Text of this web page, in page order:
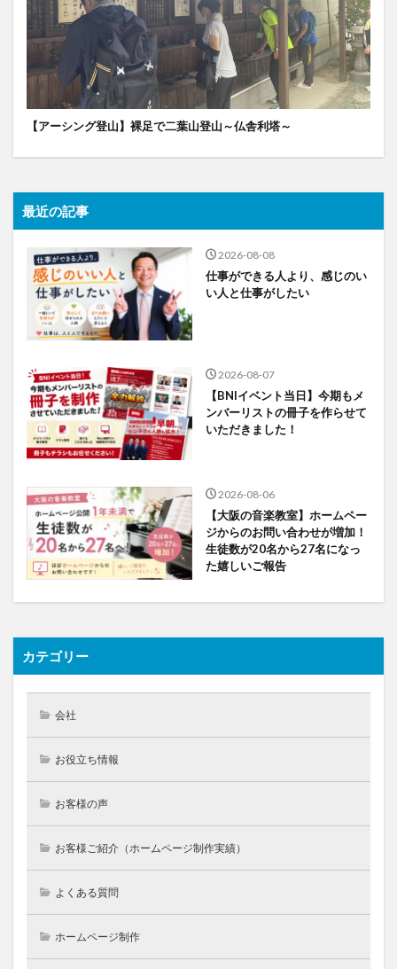
【アーシング登山】裸足で二葉山登山～仏舎利塔～
最近の記事
2026-08-08
仕事ができる人より、感じのい
い人と仕事がしたい
2026-08-07
【BNIイベント当日】今期もメ
ンバーリストの冊子を作らせて
いただきました！
2026-08-06
【大阪の音楽教室】ホームペー
ジからのお問い合わせが増加！
生徒数が20名から27名になっ
た嬉しいご報告
カテゴリー
会社
お役立ち情報
お客様の声
お客様ご紹介（ホームページ制作実績）
よくある質問
ホームページ制作